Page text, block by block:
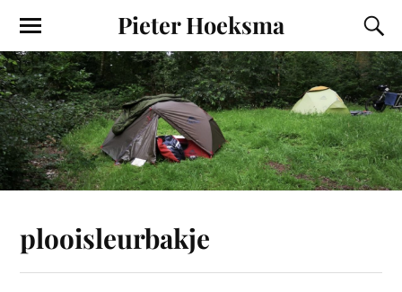
Pieter Hoeksma
plooisleurbakje